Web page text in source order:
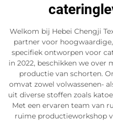
Welkom bij Hebei Chengji
partner voor
specifiek ontworpen voor
in 2022, beschikken we over
productie van schorten.
omvat zowel volwassenen-
uit diverse stoffen zoals
Met een ervaren team van
ruime productieworkshop